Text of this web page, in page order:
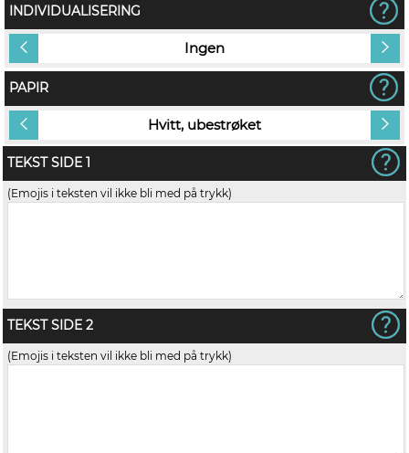
INDIVIDUALISERING
Ingen
PAPIR
Hvitt, ubestrøket
TEKST SIDE 1
(Emojis i teksten vil ikke bli med på trykk)
TEKST SIDE 2
(Emojis i teksten vil ikke bli med på trykk)